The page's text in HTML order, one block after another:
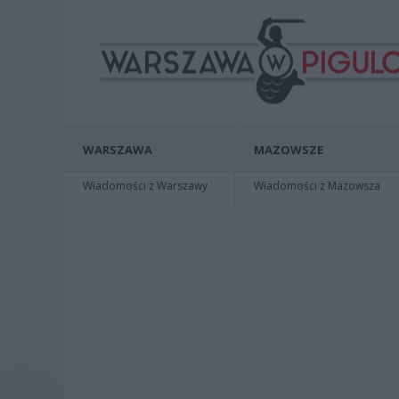
WARSZAWA
Wiadomości z Warszawy
MAZOWSZE
Wiadomości z Mazowsza